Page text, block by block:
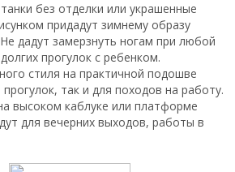
без отделки или украшенные
придадут зимнему образу
дадут замерзнуть ногам при любой
прогулок с ребенком.
стиля на практичной подошве
так и для походов на работу.
высоком каблуке или платформе
для вечерних выходов, работы в